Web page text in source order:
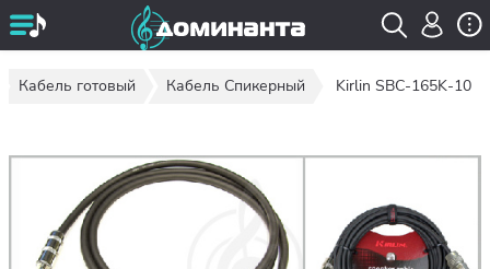
Кабель готовый Кабель Спикерный Kirlin SBC-165K-10